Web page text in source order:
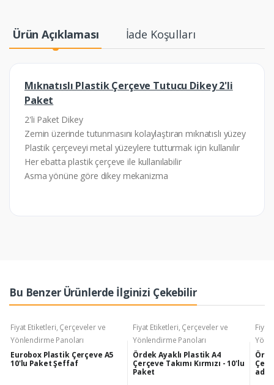
Ürün Açıklaması İade Koşulları
Mıknatıslı Plastik Çerçeve Tutucu Dikey 2'li
Paket
2'li Paket Dikey
Zemin üzerinde tutunmasını kolaylaştıran mıknatıslı yüzey
Plastik çerçeveyi metal yüzeylere tutturmak için kullanılır
Her ebatta plastik çerçeve ile kullanılabilir
Asma yönüne göre dikey mekanizma
Bu Benzer Ürünlerde İlginizi Çekebilir
Fiyat Etiketleri, Çerçeveler ve
Yönlendirme Panoları
Eurobox Plastik Çerçeve A5
10'lu Paket Şeffaf
Fiyat Etiketleri, Çerçeveler ve
Yönlendirme Panoları
Ördek Ayaklı Plastik A4
Çerçeve Takımı Kırmızı - 10'lu
Paket
Fiyat
adet